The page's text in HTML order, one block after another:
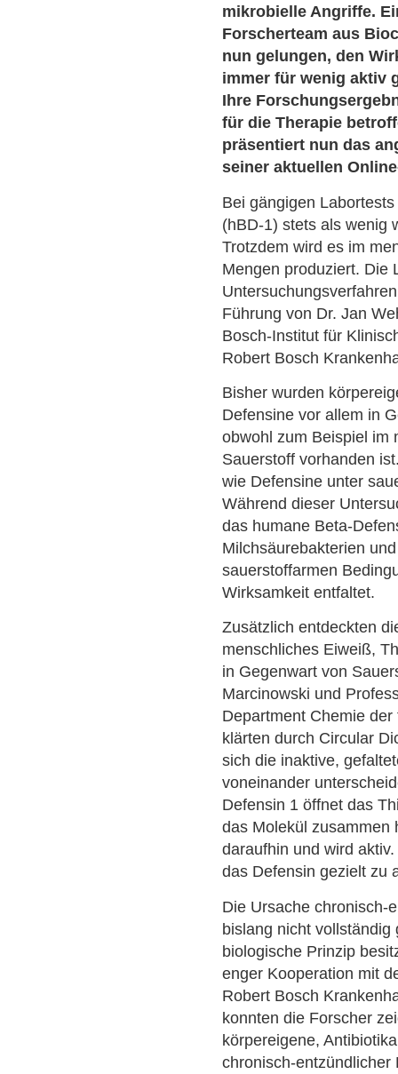
mikrobielle Angriffe.
Forscherteam aus
nun gelungen, den
immer für wenig aktiv
Ihre
für die Therapie
präsentiert nun das
seiner aktuellen
Bei gängigen
(hBD-1) stets als wenig
Trotzdem wird es im
Mengen produziert. Die
Führung von Dr. Jan
Bosch-Institut für
Robert Bosch
Bisher wurden
Defensine vor allem in
obwohl zum Beispiel im
Sauerstoff vorhanden
wie Defensine unter
Während dieser
das humane Beta-
Milchsäurebakterien
sauerstoffarmen
Wirksamkeit entfaltet.
Zusätzlich entdeckten
menschliches Eiweiß,
in Gegenwart von
Marcinowski und
Department Chemie
klärten durch Circular
sich die inaktive,
voneinander
Defensin 1 öffnet das
das Molekül zusammen
daraufhin und wird
das Defensin gezielt zu
Die Ursache chronisch-
bislang nicht
biologische Prinzip
enger Kooperation mit
Robert Bosch
konnten die Forscher
körpereigene,
chronisch-